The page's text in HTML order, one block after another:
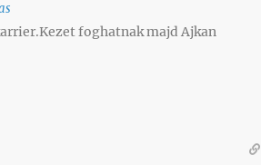
foghatnak majd Ajkan